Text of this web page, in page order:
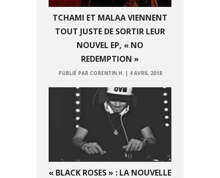
TCHAMI ET MALAA VIENNENT
TOUT JUSTE DE SORTIR LEUR
NOUVEL EP, « NO
REDEMPTION »
PUBLIÉ PAR CORENTIN H.| 4 AVRIL 2018
« BLACK ROSES » : LA NOUVELLE